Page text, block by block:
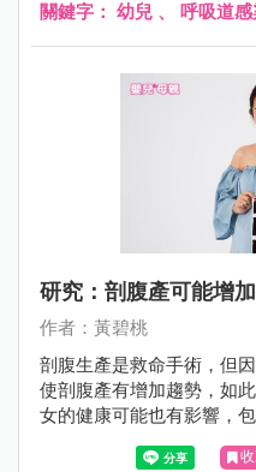
關鍵字： 幼兒 、 呼吸道感
研究：剖腹產可能增
作者：黃碧桃
剖腹生產是救命手術，但
使剖腹產有增加趨勢，如
女的健康可能也有影響，
喘、肥胖、結締組織疾病
甚至免疫缺乏症的罹病率